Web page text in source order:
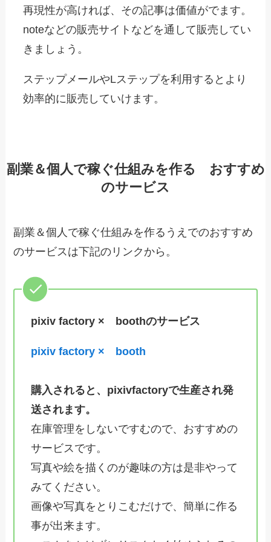
再現性が高ければ、その記事は価値がでます。
noteなどの販売サイトなどを通して販売してい
きましょう。
ステップメールやLステップを利用するとより
効率的に販売していけます。
副業＆個人で稼ぐ仕組みを作る おすすめ
のサービス
副業＆個人で稼ぐ仕組みを作るうえでのおすすめ
のサービスは下記のリンクから。
pixiv factory × boothのサービス
pixiv factory × booth
購入されると、pixivfactoryで生産され発
送されます。
在庫管理をしないですむので、おすすめの
サービスです。
写真や絵を描くのが趣味の方は是非やって
みてください。
画像や写真をとりこむだけで、簡単に作る
事が出来ます。